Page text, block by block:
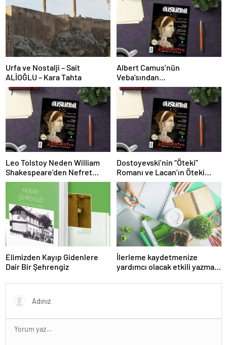
Urfa ve Nostalji – Sait
ALİOĞLU – Kara Tahta
Albert Camus’nün
Veba’sından
Öğrenebileceklerimiz (ve
Öğrenmememiz Gerekenler)
Leo Tolstoy Neden William
Shakespeare’den Nefret
Ediyordu?
Dostoyevski’nin “Öteki”
Romanı ve Lacan’ın Öteki
Kavramı
Elimizden Kayıp Gidenlere
Dair Bir Şehrengiz
İlerleme kaydetmenize
yardımcı olacak etkili yazma